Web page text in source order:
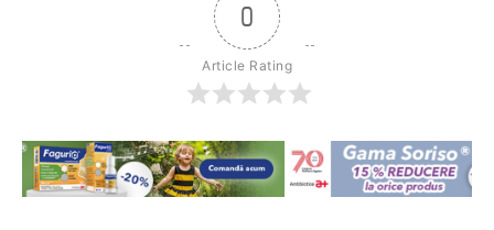
0
Article Rating